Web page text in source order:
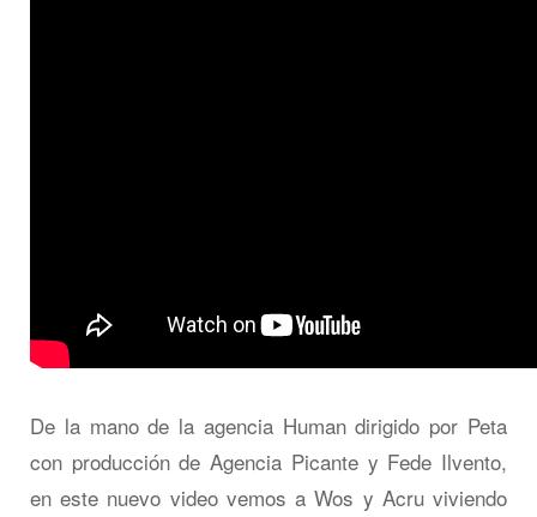
De la mano de la agencia Human dirigido por Peta
con producción de Agencia Picante y Fede Ilvento,
en este nuevo video vemos a Wos y Acru viviendo